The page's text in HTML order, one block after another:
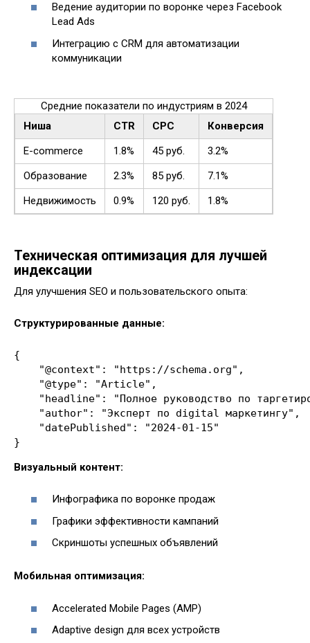
Ведение аудитории по воронке через Facebook
Lead Ads
Интеграцию с CRM для автоматизации
коммуникации
Средние показатели по индустриям в 2024
Ниша
CTR CPC
Конверсия
E-commerce
1.8% 45 руб.
3.2%
Образование
2.3% 85 руб.
7.1%
Недвижимость
0.9% 120 руб. 1.8%
Техническая оптимизация для лучшей
индексации
Для улучшения SEO и пользовательского опыта:
Структурированные данные:
{
    "@context": "https://schema.org",
    "@type": "Article",
"headline": "Полное руководство по
    "author": "Эксперт по digital маркетингу",
    "datePublished": "2024-01-15"
Визуальный контент:
Инфографика по воронке продаж
Графики эффективности кампаний
Скриншоты успешных объявлений
Мобильная оптимизация:
Accelerated Mobile Pages (AMP)
Adaptive design для всех устройств